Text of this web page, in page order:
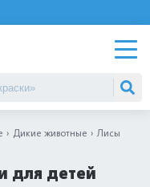
Дикие животные
Лисы
для детей